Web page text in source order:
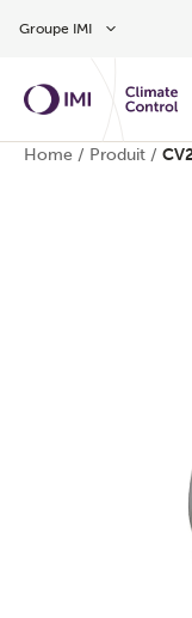
Groupe IMI
Home / Produit /